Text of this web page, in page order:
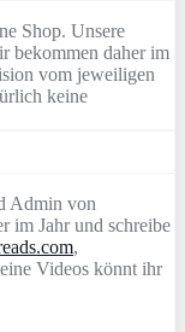
Shop. Unsere
bekommen daher im
vom jeweiligen
keine
Admin von
im Jahr und schreibe
,
Videos könnt ihr